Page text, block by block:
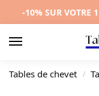
-10% SUR VOTRE
Tables de chevet /